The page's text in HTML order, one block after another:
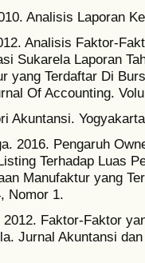
Analisis Laporan
Analisis Faktor-
Sukarela Laporan
yang Terdaftar Di
Of Accounting.
Akuntansi.
2016. Pengaruh
Terhadap Luas
Manufaktur yang
Nomor 1.
Faktor-Faktor
Jurnal Akuntansi